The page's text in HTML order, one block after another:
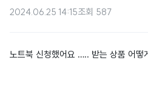
2024.06.25 14:15조회 587
노트북 신청했어요 ….. 받는 상품 어떻